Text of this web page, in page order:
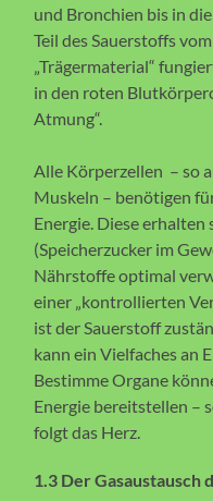
und Bronchien bis in
Teil des Sauerstoffs
„Trägermaterial“
in den roten
Atmung“.
Alle Körperzellen – so
Muskeln – benötigen
Energie. Diese
(Speicherzucker im
Nährstoffe optimal
einer „kontrollierten
ist der Sauerstoff
kann ein Vielfaches an
Bestimme Organe
Energie bereitstellen –
folgt das Herz.
1.3 Der Gasaustausch